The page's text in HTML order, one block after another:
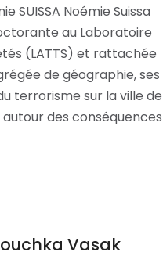
SUISSA Noémie Suissa
au Laboratoire
(LATTS) et rattachée
de géographie, ses
terrorisme sur la ville de
des conséquences
Vasak